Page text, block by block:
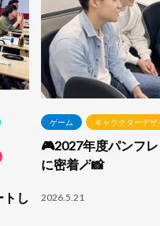
し
ゲーム キャラクターデ
🎮2027年度パンフ
に密着🪄📸
2026.5.21